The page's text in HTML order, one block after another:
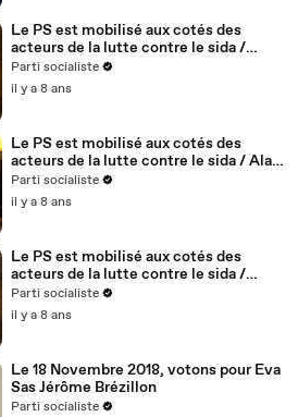
Le PS est mobilisé aux cotés des
acteurs de la lutte contre le sida /
Lennie Nicollet, président de HES -
5/5
Parti socialiste
il y a 8 ans
Le PS est mobilisé aux cotés des
acteurs de la lutte contre le sida / Alain
BONNINEAU, président de AIDES IDF /
4/5
Parti socialiste
il y a 8 ans
Le PS est mobilisé aux cotés des
acteurs de la lutte contre le sida /
Roman Krakovsky, président de
Séropotes - 3/5
Parti socialiste
il y a 8 ans
Le 18 Novembre 2018, votons pour Eva
Sas Jérôme Brézillon
Parti socialiste